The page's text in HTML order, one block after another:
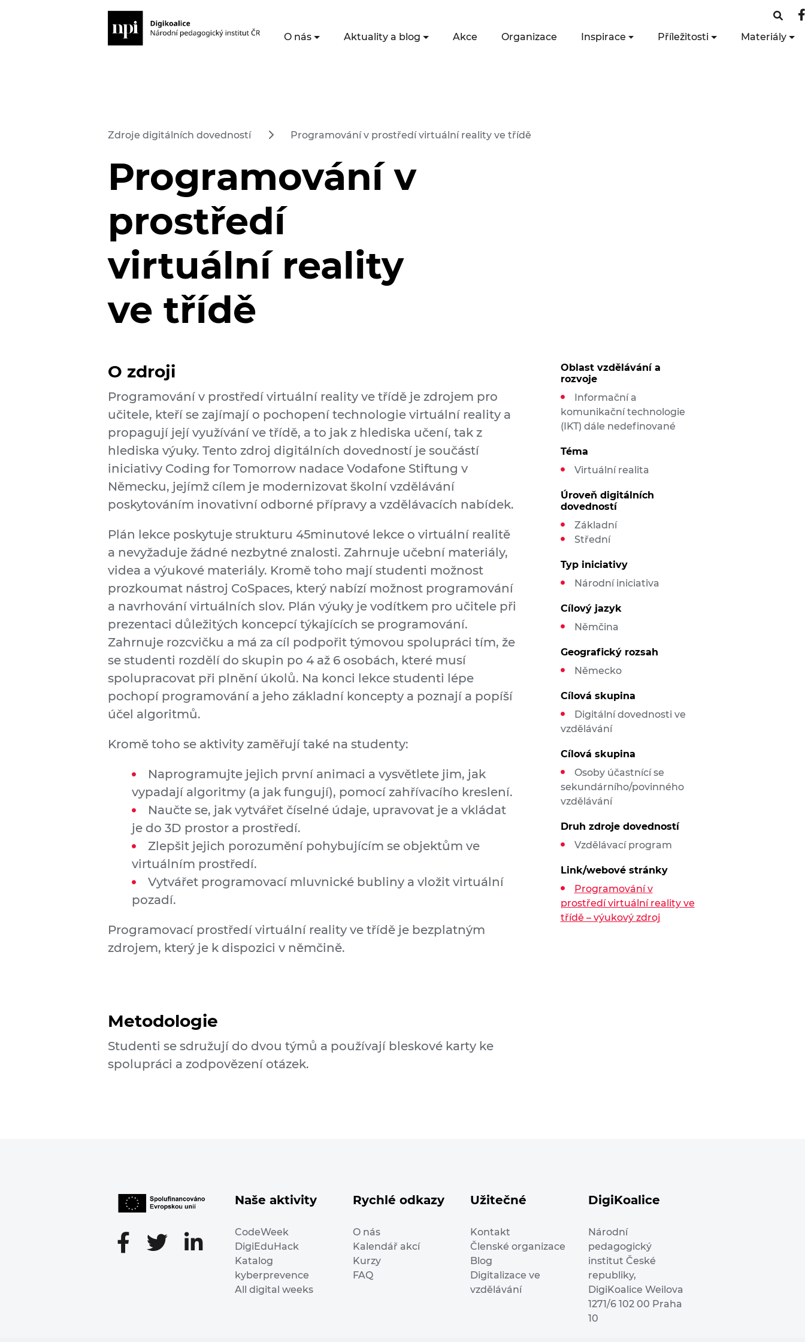
O nás Aktuality a blog Akce Organizace Inspirace Příležitosti Materiály
Zdroje digitálních dovedností Programování v prostředí virtuální reality ve třídě
Programování v
prostředí
virtuální reality
ve třídě
O zdroji
Programování v prostředí virtuální reality ve třídě je zdrojem pro
učitele, kteří se zajímají o pochopení technologie virtuální reality a
propagují její využívání ve třídě, a to jak z hlediska učení, tak z
hlediska výuky. Tento zdroj digitálních dovedností je součástí
iniciativy Coding for Tomorrow nadace Vodafone Stiftung v
Německu, jejímž cílem je modernizovat školní vzdělávání
poskytováním inovativní odborné přípravy a vzdělávacích nabídek.
Plán lekce poskytuje strukturu 45minutové lekce o virtuální realitě
a nevyžaduje žádné nezbytné znalosti. Zahrnuje učební materiály,
videa a výukové materiály. Kromě toho mají studenti možnost
prozkoumat nástroj CoSpaces, který nabízí možnost programování
a navrhování virtuálních slov. Plán výuky je vodítkem pro učitele při
prezentaci důležitých koncepcí týkajících se programování.
Zahrnuje rozcvičku a má za cíl podpořit týmovou spolupráci tím, že
se studenti rozdělí do skupin po 4 až 6 osobách, které musí
spolupracovat při plnění úkolů. Na konci lekce studenti lépe
pochopí programování a jeho základní koncepty a poznají a popíší
účel algoritmů.
Kromě toho se aktivity zaměřují také na studenty:
Naprogramujte jejich první animaci a vysvětlete jim, jak
vypadají algoritmy (a jak fungují), pomocí zahřívacího kreslení.
Naučte se, jak vytvářet číselné údaje, upravovat je a vkládat
je do 3D prostor a prostředí.
Zlepšit jejich porozumění pohybujícím se objektům ve
virtuálním prostředí.
Vytvářet programovací mluvnické bubliny a vložit virtuální
pozadí.
Programovací prostředí virtuální reality ve třídě je bezplatným
zdrojem, který je k dispozici v němčině.
Metodologie
Studenti se sdružují do dvou týmů a používají bleskové karty ke
spolupráci a zodpovězení otázek.
Oblast vzdělávání a
rozvoje
Informační a
komunikační technologie
(IKT) dále nedefinované
Téma
Virtuální realita
Úroveň digitálních
dovedností
Základní
Střední
Typ iniciativy
Národní iniciativa
Cílový jazyk
Němčina
Geografický rozsah
Německo
Cílová skupina
Digitální dovednosti ve
vzdělávání
Cílová skupina
Osoby účastnící se
sekundárního/povinného
vzdělávání
Druh zdroje dovedností
Vzdělávací program
Link/webové stránky
Programování v
prostředí virtuální reality ve
třídě – výukový zdroj
Naše aktivity
CodeWeek
DigiEduHack
Katalog
kyberprevence
All digital weeks
Rychlé odkazy
O nás
Kalendář akcí
Kurzy
FAQ
Užitečné
Kontakt
Členské organizace
Blog
Digitalizace ve
vzdělávání
DigiKoalice
Národní
pedagogický
institut České
republiky,
DigiKoalice Weilova
1271/6 102 00 Praha
10